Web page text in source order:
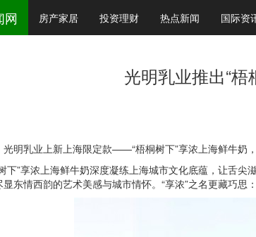
网 房产家居 投资理财 热点新闻 国际资
光明乳业推出“
光明乳业上新上海限定款——“梧桐树下”享浓上海鲜牛奶
下”享浓上海鲜牛奶深度凝练上海城市文化底蕴，让舌
东情西韵的艺术美感与城市情怀。“享浓”之名更藏巧思